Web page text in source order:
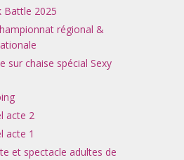
Battle 2025
régional &
sur chaise spécial Sexy
acte 2
acte 1
et spectacle adultes de